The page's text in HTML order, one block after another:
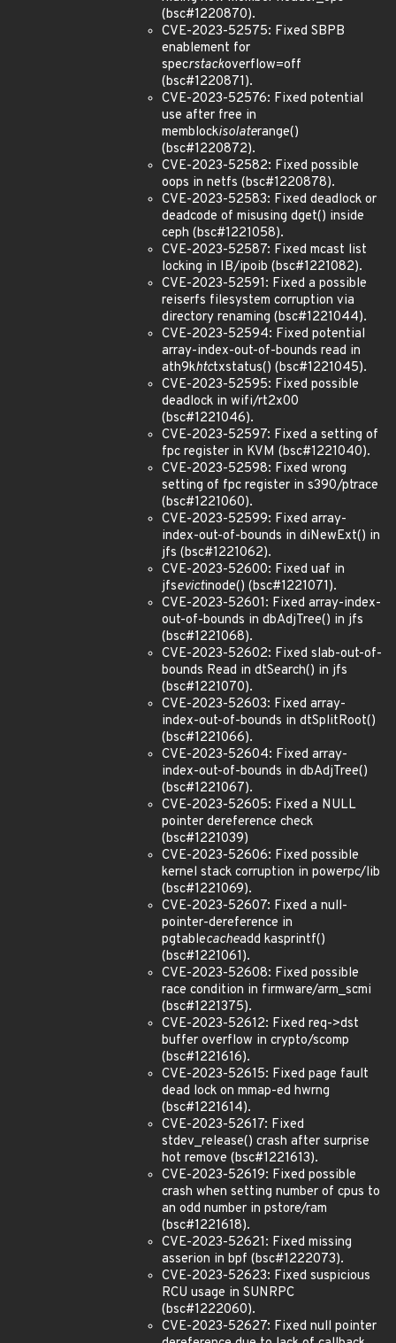
(bsc#1220870).
CVE-2023-52575: Fixed SBPB
enablement for
specrstackoverflow=off
(bsc#1220871).
CVE-2023-52576: Fixed potential
use after free in
memblockisolaterange()
(bsc#1220872).
CVE-2023-52582: Fixed possible
oops in netfs (bsc#1220878).
CVE-2023-52583: Fixed deadlock or
deadcode of misusing dget() inside
ceph (bsc#1221058).
CVE-2023-52587: Fixed mcast list
locking in IB/ipoib (bsc#1221082).
CVE-2023-52591: Fixed a possible
reiserfs filesystem corruption via
directory renaming (bsc#1221044).
CVE-2023-52594: Fixed potential
array-index-out-of-bounds read in
ath9khtctxstatus() (bsc#1221045).
CVE-2023-52595: Fixed possible
deadlock in wifi/rt2x00
(bsc#1221046).
CVE-2023-52597: Fixed a setting of
fpc register in KVM (bsc#1221040).
CVE-2023-52598: Fixed wrong
setting of fpc register in s390/ptrace
(bsc#1221060).
CVE-2023-52599: Fixed array-
index-out-of-bounds in diNewExt() in
jfs (bsc#1221062).
CVE-2023-52600: Fixed uaf in
jfsevictinode() (bsc#1221071).
CVE-2023-52601: Fixed array-index-
out-of-bounds in dbAdjTree() in jfs
(bsc#1221068).
CVE-2023-52602: Fixed slab-out-of-
bounds Read in dtSearch() in jfs
(bsc#1221070).
CVE-2023-52603: Fixed array-
index-out-of-bounds in dtSplitRoot()
(bsc#1221066).
CVE-2023-52604: Fixed array-
index-out-of-bounds in dbAdjTree()
(bsc#1221067).
CVE-2023-52605: Fixed a NULL
pointer dereference check
(bsc#1221039)
CVE-2023-52606: Fixed possible
kernel stack corruption in powerpc/lib
(bsc#1221069).
CVE-2023-52607: Fixed a null-
pointer-dereference in
pgtablecacheadd kasprintf()
(bsc#1221061).
CVE-2023-52608: Fixed possible
race condition in firmware/arm_scmi
(bsc#1221375).
CVE-2023-52612: Fixed req->dst
buffer overflow in crypto/scomp
(bsc#1221616).
CVE-2023-52615: Fixed page fault
dead lock on mmap-ed hwrng
(bsc#1221614).
CVE-2023-52617: Fixed
stdev_release() crash after surprise
hot remove (bsc#1221613).
CVE-2023-52619: Fixed possible
crash when setting number of cpus to
an odd number in pstore/ram
(bsc#1221618).
CVE-2023-52621: Fixed missing
asserion in bpf (bsc#1222073).
CVE-2023-52623: Fixed suspicious
RCU usage in SUNRPC
(bsc#1222060).
CVE-2023-52627: Fixed null pointer